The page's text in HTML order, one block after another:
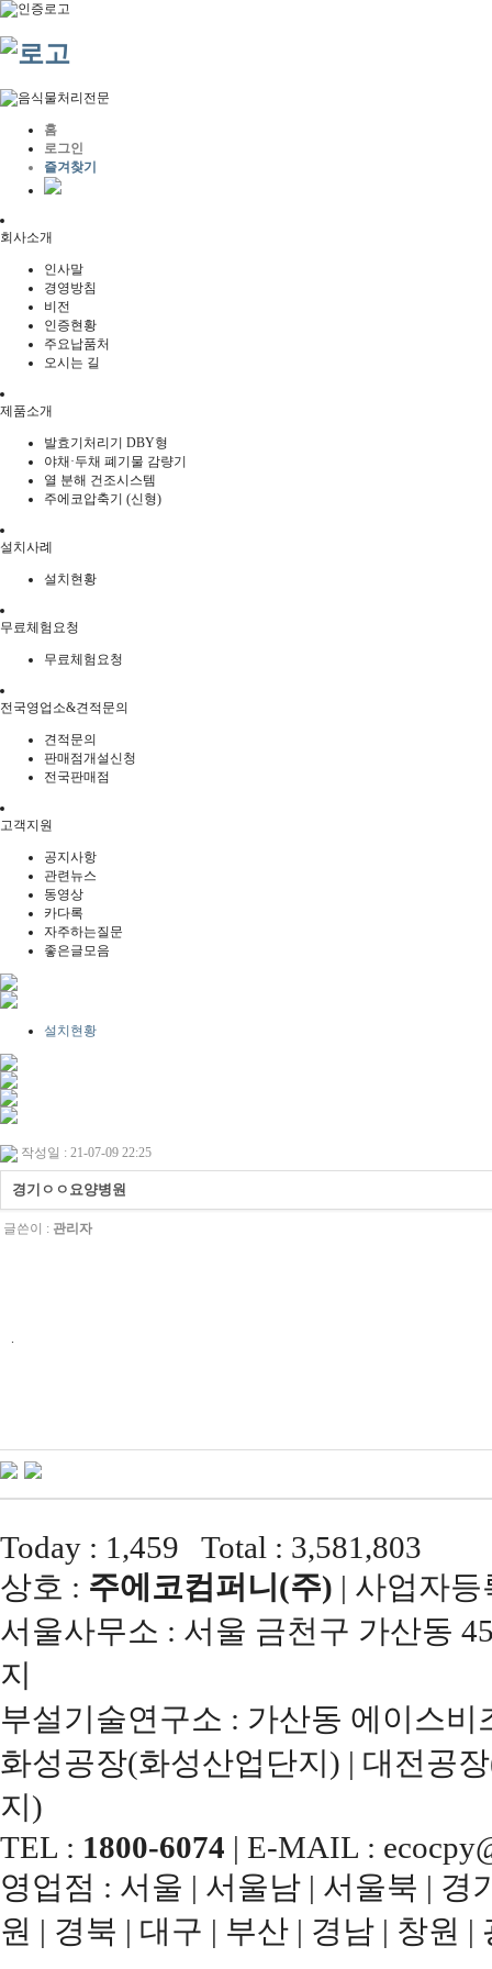
홈
로그인
즐겨찾기
회사소개
인사말
경영방침
비전
인증현황
주요납품처
오시는 길
제품소개
발효기처리기 DBY형
야채·두채 폐기물 감량기
열 분해 건조시스템
주에코압축기 (신형)
설치사례
설치현황
무료체험요청
무료체험요청
전국영업소&견적문의
견적문의
판매점개설신청
전국판매점
고객지원
공지사항
관련뉴스
동영상
카다록
자주하는질문
좋은글모음
설치현황
작성일 : 21-07-09 22:25
경기ㅇㅇ요양병원
글쓴이 : 관리자
.
Today : 1,459 Total : 3,581,803
상호 : 주에코컴퍼니(주) | 사업자등
서울사무소 : 서울 금천구 가산동
지
부설기술연구소 : 가산동 에이스비
화성공장(화성산업단지) | 대전공
지)
TEL : 1800-6074 | E-MAIL :
영업점 : 서울 | 서울남 | 서울북 | 경
원 | 경북 | 대구 | 부산 | 경남 | 창원 |